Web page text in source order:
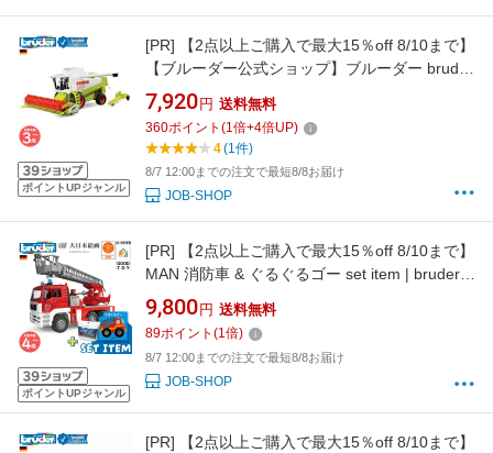
ポイントUPジャンル
[PR]
【2点以上ご購入で最大15％off 8/10まで】
【ブルーダー公式ショップ】ブルーダー bruder
Claas Lexion コンバインハーベスター bruder-
02120 | クラース コンバイン 農機具 農家 リア
ル 車の玩具 働く車 はたらくくるま
7,920 円 送料無料
360ポイント (1倍+4倍UP)
4(1件)
8/7 12:00までの注文で最短8/8お届け
JOB-SHOP
ポイントUPジャンル
[PR]
【2点以上ご購入で最大15％off 8/10まで】
MAN 消防車 & ぐるぐるゴー set item | bruder
大日本絵画 絵本 えほん ブルーダー 子ども 知育
玩具 乗り物 レスキュー セット 3歳 4歳 5歳 ト
ラック
9,800 円 送料無料
89ポイント (1倍)
8/7 12:00までの注文で最短8/8お届け
JOB-SHOP
[PR]
【2点以上ご購入で最大15％off 8/10まで】